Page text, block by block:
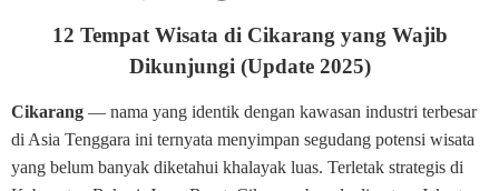
12 Tempat Wisata di Cikarang yang Wajib
Dikunjungi (Update 2025)
Cikarang — nama yang identik dengan kawasan industri terbesar
di Asia Tenggara ini ternyata menyimpan segudang potensi wisata
yang belum banyak diketahui khalayak luas. Terletak strategis di